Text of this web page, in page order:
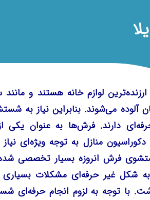
لوازم خانه هستند و مانند
آلوده می‌شوند. بنابراین نیاز به
دارند. فرش‌ها به عنوان یکی
منازل به توجه ویژه‌ای نیاز
فرش انروزه بسیار تخصصی
شکل غیر حرفه‌ای مشکلات بسیاری
با توجه به لزوم انجام حرفه‌ای